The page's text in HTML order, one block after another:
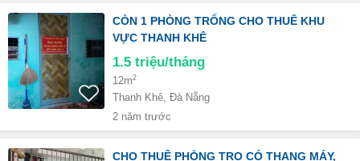
CÒN 1 PHÒNG TRỐNG CHO THUÊ KHU
VỰC THANH KHÊ
1.5 triệu/tháng
12m2
Thanh Khê, Đà Nẵng
2 năm trước
CHO THUÊ PHÒNG TRỌ CÓ THANG MÁY,